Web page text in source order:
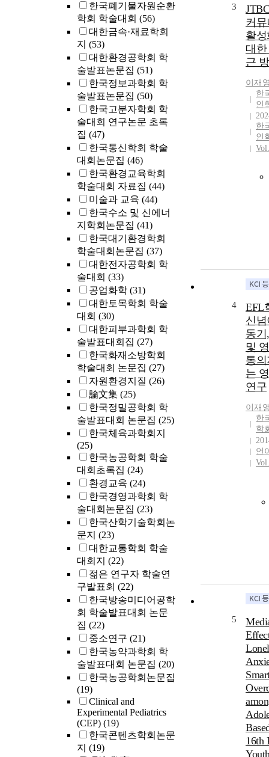
한국폐기물자원순환
학회 학술대회 (56)
대한금속·재료학회
지 (53)
대한환경공학회 학
술발표논문집 (51)
한국정보과학회 학
술발표논문집 (50)
한국고분자학회 학
술대회 연구논문 초록
집 (47)
한국통신학회 학술
대회논문집 (46)
한국환경교육학회
학술대회 자료집 (44)
미술과 교육 (44)
한국수소 및 신에너
지학회논문집 (41)
한국대기환경학회
학술대회논문집 (37)
대한전자공학회 학
술대회 (33)
공업화학 (31)
대한토목학회 학술
대회 (30)
대한피부과학회 학
술발표대회집 (27)
한국화재소방학회
학술대회 논문집 (27)
자원환경지질 (26)
論文集 (25)
한국정밀공학회 학
술발표대회 논문집 (25)
한국체육과학회지
(25)
한국농공학회 학술
대회초록집 (24)
환경교육 (24)
한국경영과학회 학
술대회논문집 (23)
한국산학기술학회논
문지 (23)
대한교통학회 학술
대회지 (22)
젊은 연구자 학술연
구발표회 (22)
한국방송미디어공학
회 학술발표대회 논문
집 (22)
중소연구 (21)
한국농약과학회 학
술발표대회 논문집 (20)
한국농공학회논문집
(19)
Clinical and
Experimental Pediatrics
(CEP) (19)
한국콘텐츠학회논문
지 (19)
3
커
활
대
근
이재
한
인
한
인
4
EFL
신
동
및
통
는
연구
이재
한
학
언
5
16th